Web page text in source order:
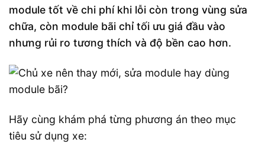
module tốt về chi phí khi lỗi còn trong vùng sửa
chữa, còn module bãi chỉ tối ưu giá đầu vào
nhưng rủi ro tương thích và độ bền cao hơn.
Hãy cùng khám phá từng phương án theo mục
tiêu sử dụng xe: